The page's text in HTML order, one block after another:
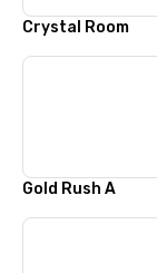
Crystal Room
Gold Rush A